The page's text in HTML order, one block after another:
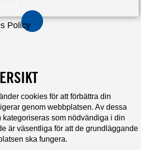
Policy
cookies för att förbättra din
genom webbplatsen. Av dessa
kategoriseras som nödvändiga i din
är väsentliga för att de grundläggande
ska fungera.